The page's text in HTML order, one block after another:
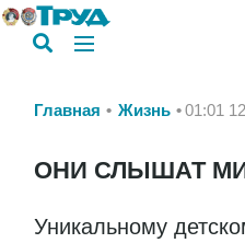
Главная Жизнь 01:01
ОНИ СЛЫШАТ
Уникальному